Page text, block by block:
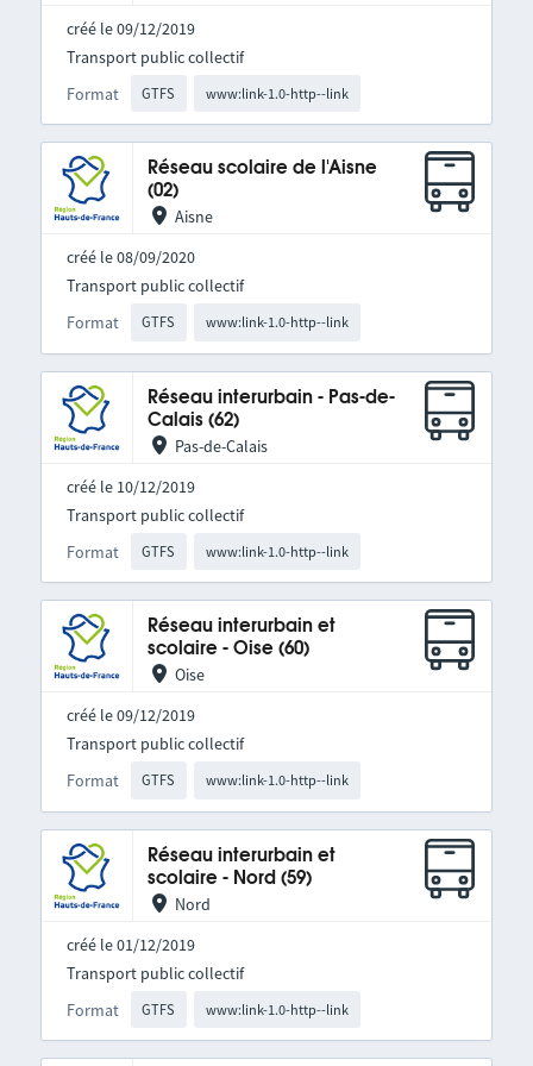
créé le 09/12/2019
Format GTFS www:link-1.0-http--link
Transport public collectif
Réseau scolaire de l'Aisne
(02)
Aisne
créé le 08/09/2020
Format GTFS www:link-1.0-http--link
Transport public collectif
Réseau interurbain - Pas-de-
Calais (62)
Pas-de-Calais
créé le 10/12/2019
Format GTFS www:link-1.0-http--link
Transport public collectif
Réseau interurbain et
scolaire - Oise (60)
Oise
créé le 09/12/2019
Format GTFS www:link-1.0-http--link
Transport public collectif
Réseau interurbain et
scolaire - Nord (59)
Nord
créé le 01/12/2019
Format GTFS www:link-1.0-http--link
Transport public collectif